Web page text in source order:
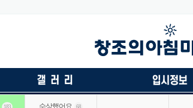
183 수상했어요 68